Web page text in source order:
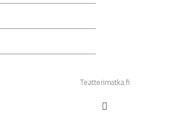
Teatterimatka.fi